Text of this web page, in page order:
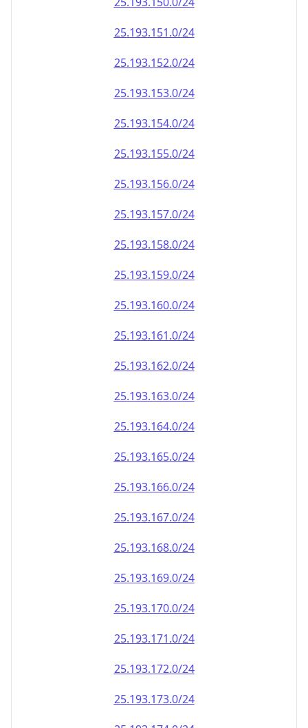
25.193.151.0/24
25.193.152.0/24
25.193.153.0/24
25.193.154.0/24
25.193.155.0/24
25.193.156.0/24
25.193.157.0/24
25.193.158.0/24
25.193.159.0/24
25.193.160.0/24
25.193.161.0/24
25.193.162.0/24
25.193.163.0/24
25.193.164.0/24
25.193.165.0/24
25.193.166.0/24
25.193.167.0/24
25.193.168.0/24
25.193.169.0/24
25.193.170.0/24
25.193.171.0/24
25.193.172.0/24
25.193.173.0/24
25.193.174.0/24